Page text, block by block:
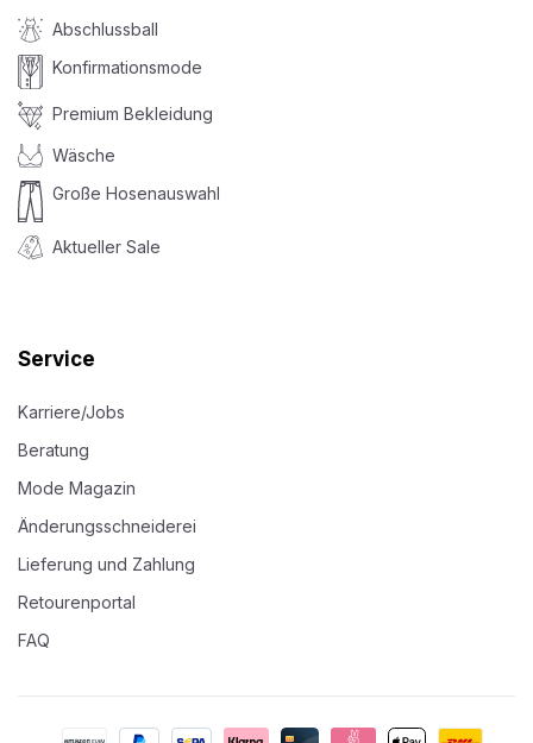
Abschlussball
Konfirmationsmode
Premium Bekleidung
Wäsche
Große Hosenauswahl
Aktueller Sale
Service
Karriere/Jobs
Beratung
Mode Magazin
Änderungsschneiderei
Lieferung und Zahlung
Retourenportal
FAQ